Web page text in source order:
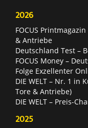
2026
FOCUS
& Antriebe
Deutschland Test –
FOCUS Money –
Folge Exzellenter
DIE WELT – Nr. 1 in
Tore & Antriebe)
DIE WELT – Preis-
2025